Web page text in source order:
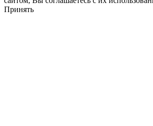
Принять